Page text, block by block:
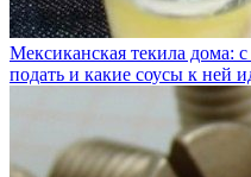
Мексиканская текила дома:
подать и какие соусы к ней